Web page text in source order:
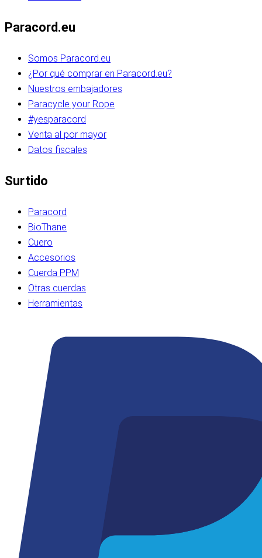
Paracord.eu
Somos Paracord.eu
¿Por qué comprar en Paracord.eu?
Nuestros embajadores
Paracycle your Rope
#yesparacord
Venta al por mayor
Datos fiscales
Surtido
Paracord
BioThane
Cuero
Accesorios
Cuerda PPM
Otras cuerdas
Herramientas